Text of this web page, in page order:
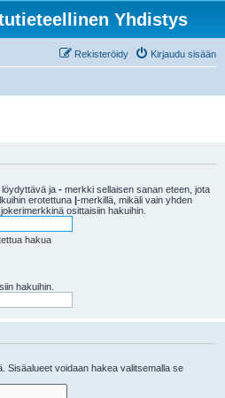
Yhdistys
Kirjaudu sisään
Rekisteröidy
ja - merkki sellaisen sanan eteen, jota
erotettuna |-merkillä, mikäli vain yhden
osittaisiin hakuihin.
hakua
hakuihin.
Sisäalueet voidaan hakea valitsemalla se